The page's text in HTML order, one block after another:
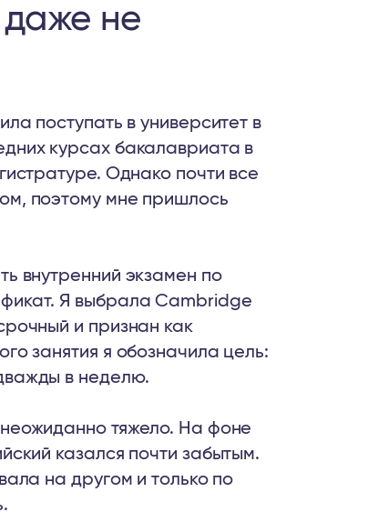
не
поступать в университет в
курсах бакалавриата в
Однако почти все
поэтому мне пришлось
внутренний экзамен по
Я выбрала Cambridge
и признан как
занятия я обозначила цель:
в неделю.
тяжело. На фоне
казался почти забытым.
на другом и только по